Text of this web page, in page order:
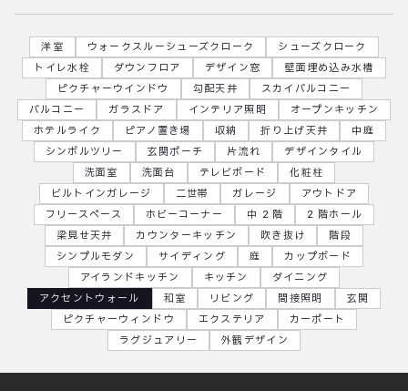
洋室 ウォークスルーシューズクローク
シューズクローク
トイレ水栓
ダウンフロア デザイン窓
壁面埋め込み水槽
ピクチャーウインドウ
勾配天井
スカイバルコニー
バルコニー
ガラスドア インテリア照明
オープンキッチン
ホテルライク
ピアノ置き場 収納 折り上げ天井
中庭
シンボルツリー
玄関ポーチ 片流れ
デザインタイル
洗面室
洗面台 テレビボード
化粧柱
ビルトインガレージ
二世帯 ガレージ
アウトドア
フリースペース
ホビーコーナー 中 2 階
2 階ホール
梁見せ天井
カウンターキッチン 吹き抜け
階段
シンプルモダン
サイディング 庭
カップボード
アイランドキッチン
キッチン
ダイニング
アクセントウォール
和室 リビング 間接照明
玄関
ピクチャーウィンドウ
エクステリア
カーポート
ラグジュアリー
外観デザイン